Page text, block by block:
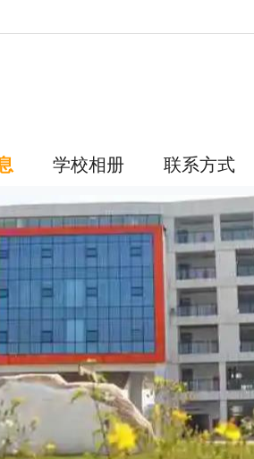
学校相册 联系方式